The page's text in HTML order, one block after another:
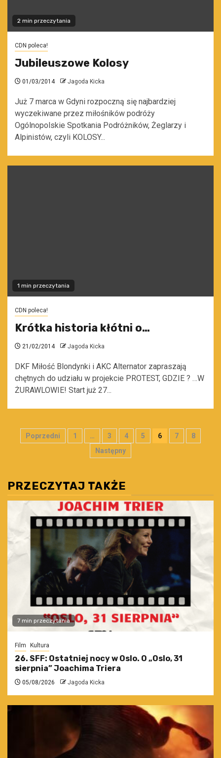
2 min przeczytania
CDN poleca!
Jubileuszowe Kolosy
01/03/2014 Jagoda Kicka
Już 7 marca w Gdyni rozpoczną się najbardziej
wyczekiwane przez miłośników podróży
Ogólnopolskie Spotkania Podróżników, Żeglarzy i
Alpinistów, czyli KOLOSY...
1 min przeczytania
CDN poleca!
Krótka historia kłótni o…
21/02/2014 Jagoda Kicka
DKF Miłość Blondynki i AKC Alternator zapraszają
chętnych do udziału w projekcie PROTEST, GDZIE ? …W
ŻURAWLOWIE! Start już 27...
Stronicowanie
Poprzedni 1 … 3 4 5 6 7
8
Następny
PRZECZYTAJ TAKŻE
7 min przeczytania
Film Kultura
26. SFF: Ostatniej nocy w Oslo. O „Oslo, 31
sierpnia” Joachima Triera
05/08/2026 Jagoda Kicka